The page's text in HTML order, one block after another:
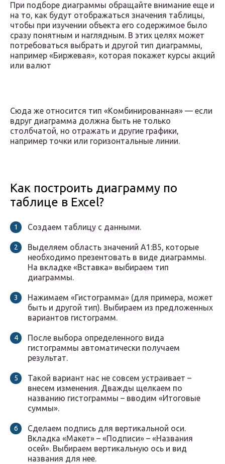
При подборе диаграммы обращайте внимание еще и
на то, как будут отображаться значения таблицы,
чтобы при изучении объекта его содержимое было
сразу понятным и наглядным. В этих целях может
потребоваться выбрать и другой тип диаграммы,
например «Биржевая», которая покажет курсы акций
или валют
Сюда же относится тип «Комбинированная» — если
вдруг диаграмма должна быть не только
столбчатой, но отражать и другие графики,
например точки или горизонтальные линии.
Как построить диаграмму по
таблице в Excel?
Создаем таблицу с данными.
Выделяем область значений A1:B5, которые
необходимо презентовать в виде диаграммы.
На вкладке «Вставка» выбираем тип
диаграммы.
Нажимаем «Гистограмма» (для примера, может
быть и другой тип). Выбираем из предложенных
вариантов гистограмм.
После выбора определенного вида
гистограммы автоматически получаем
результат.
Такой вариант нас не совсем устраивает –
внесем изменения. Дважды щелкаем по
названию гистограммы – вводим «Итоговые
суммы».
Сделаем подпись для вертикальной оси.
Вкладка «Макет» – «Подписи» – «Названия
осей». Выбираем вертикальную ось и вид
названия для нее.